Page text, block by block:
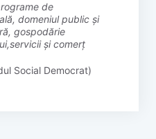
domeniul public și
gospodărie
și comerț
Social Democrat)